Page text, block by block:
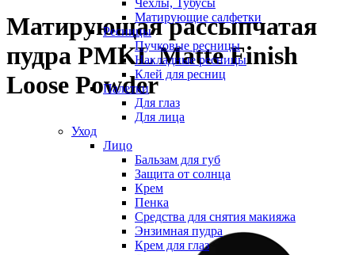
Чехлы, Тубусы
Матирующие салфетки
Ресницы
Пучковые ресницы
Накладные ресницы
Клей для ресниц
Палетки
Для глаз
Для лица
Уход
Лицо
Бальзам для губ
Защита от солнца
Крем
Пенка
Средства для снятия макияжа
Энзимная пудра
Крем для глаз
Матирующая рассыпчатая
пудра PMKL Matte Finish
Loose Powder